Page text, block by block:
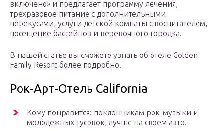
включено» и предлагает программу лечения,
трехразовое питание с дополнительными
перекусами, услуги детской комнаты с воспитателем,
посещение бассейнов и веревочного городка.
В нашей статье вы сможете узнать об отеле Golden
Family Resort более подробно.
Рок-Арт-Отель California
Кому понравится: поклонникам рок-музыки и
молодежных тусовок, лучше на своем авто.